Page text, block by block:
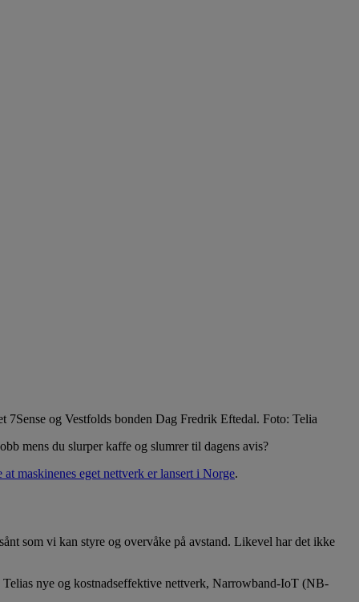
7Sense og Vestfolds bonden Dag Fredrik Eftedal. Foto: Telia
mens du slurper kaffe og slumrer til dagens avis?
maskinenes eget nettverk er lansert i Norge.
som vi kan styre og overvåke på avstand. Likevel har det ikke
nye og kostnadseffektive nettverk, Narrowband-IoT (NB-